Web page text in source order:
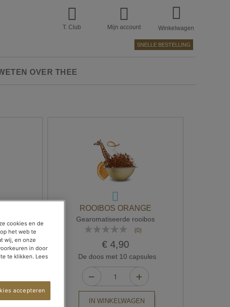
T. Club Mijn account Winkelwagen
SNELLE BESTELLING
OVER THEE
ROOIBOS ORANGE
Gearomatiseerde rooibos
Waardering:
(0)
€ 4,90
De doos met 10 capsules
IN WINKELWAGEN
cookies en de
het web te
wij, en onze
in door
te klikken. Lees
accepteren